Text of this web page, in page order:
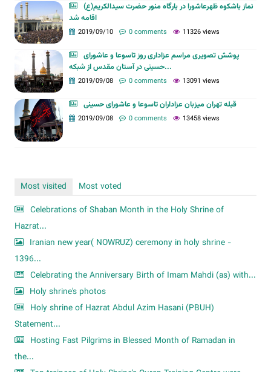
نماز باشکوه ظهرعاشورا در بارگاه منور حضرت سیدالکریم(ع)
اقامه شد
2019/09/10 0 comments 11326 views
پوشش تصویری مراسم عزاداری روز تاسوعا و عاشورای
حسینی در آستان مقدس از شبکه...
2019/09/08 0 comments 13091 views
قبله تهران میزبان عزاداران تاسوعا و عاشورای حسینی
2019/09/08 0 comments 13458 views
Most visited
Most voted
Celebrations of Shaban Month in the Holy Shrine of
Hazrat...
Iranian new year( NOWRUZ) ceremony in holy shrine -
1396...
Celebrating the Anniversary Birth of Imam Mahdi (as) with...
Holy shrine's photos
Holy shrine of Hazrat Abdul Azim Hasani (PBUH)
Statement...
Hosting Fast Pilgrims in Blessed Month of Ramadan in
the...